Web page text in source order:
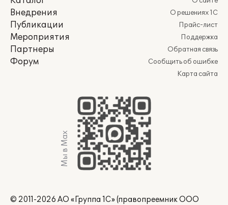
Внедрения
Публикации
Мероприятия
Партнеры
Форум
О решениях 1С
Прайс-лист
Поддержка
Обратная связь
Сообщить об ошибке
Карта сайта
Мы в Max
© 2011-2026 АО «Группа 1С» (правопреемник ООО